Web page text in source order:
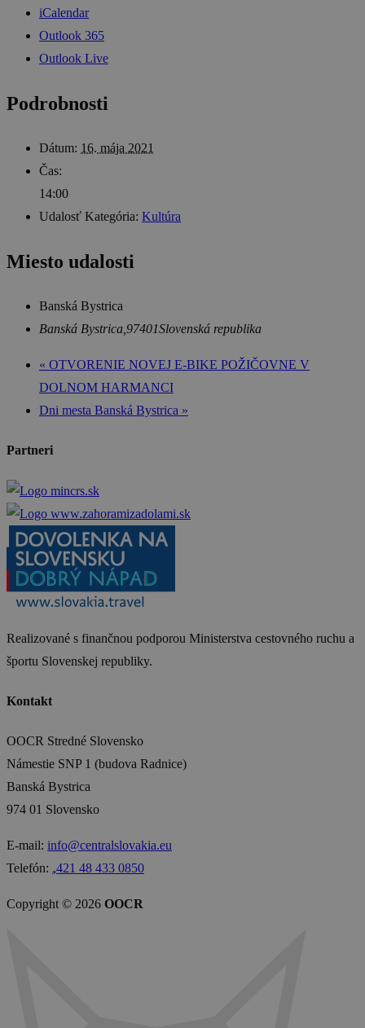
iCalendar
Outlook 365
Outlook Live
Podrobnosti
Dátum: 16. mája 2021
Čas:
14:00
Udalosť Kategória: Kultúra
Miesto udalosti
Banská Bystrica
Banská Bystrica 97401Slovenská republika
« OTVORENIE NOVEJ E-BIKE POŽIČOVNE V
DOLNOM HARMANCI
Dni mesta Banská Bystrica »
Partneri
Realizované s finančnou podporou Ministerstva cestovného ruchu a
športu Slovenskej republiky.
Kontakt
OOCR Stredné Slovensko
Námestie SNP 1 (budova Radnice)
Banská Bystrica
974 01 Slovensko
E-mail: info@centralslovakia.eu
Telefón: ₊421 48 433 0850
Copyright © 2026 OOCR